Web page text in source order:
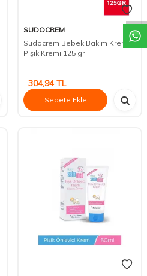
SUDOCREM
Sudocrem Bebek Bakım Kremi -
Pişik Kremi 125 gr
304,94 TL
Sepete Ekle